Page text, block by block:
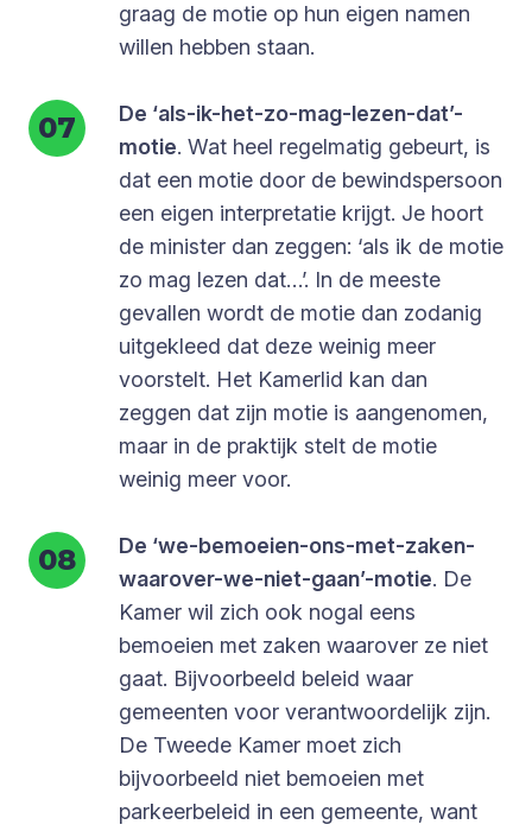
graag de motie op hun eigen namen
willen hebben staan.
De ‘als-ik-het-zo-mag-lezen-dat’-
motie. Wat heel regelmatig gebeurt, is
dat een motie door de bewindspersoon
een eigen interpretatie krijgt. Je hoort
de minister dan zeggen: ‘als ik de motie
zo mag lezen dat…’. In de meeste
gevallen wordt de motie dan zodanig
uitgekleed dat deze weinig meer
voorstelt. Het Kamerlid kan dan
zeggen dat zijn motie is aangenomen,
maar in de praktijk stelt de motie
weinig meer voor.
De ‘we-bemoeien-ons-met-zaken-
waarover-we-niet-gaan’-motie. De
Kamer wil zich ook nogal eens
bemoeien met zaken waarover ze niet
gaat. Bijvoorbeeld beleid waar
gemeenten voor verantwoordelijk zijn.
De Tweede Kamer moet zich
bijvoorbeeld niet bemoeien met
parkeerbeleid in een gemeente, want